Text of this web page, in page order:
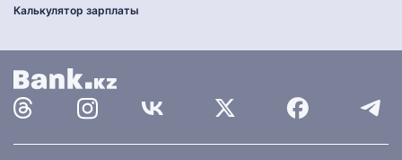
Калькулятор зарплаты